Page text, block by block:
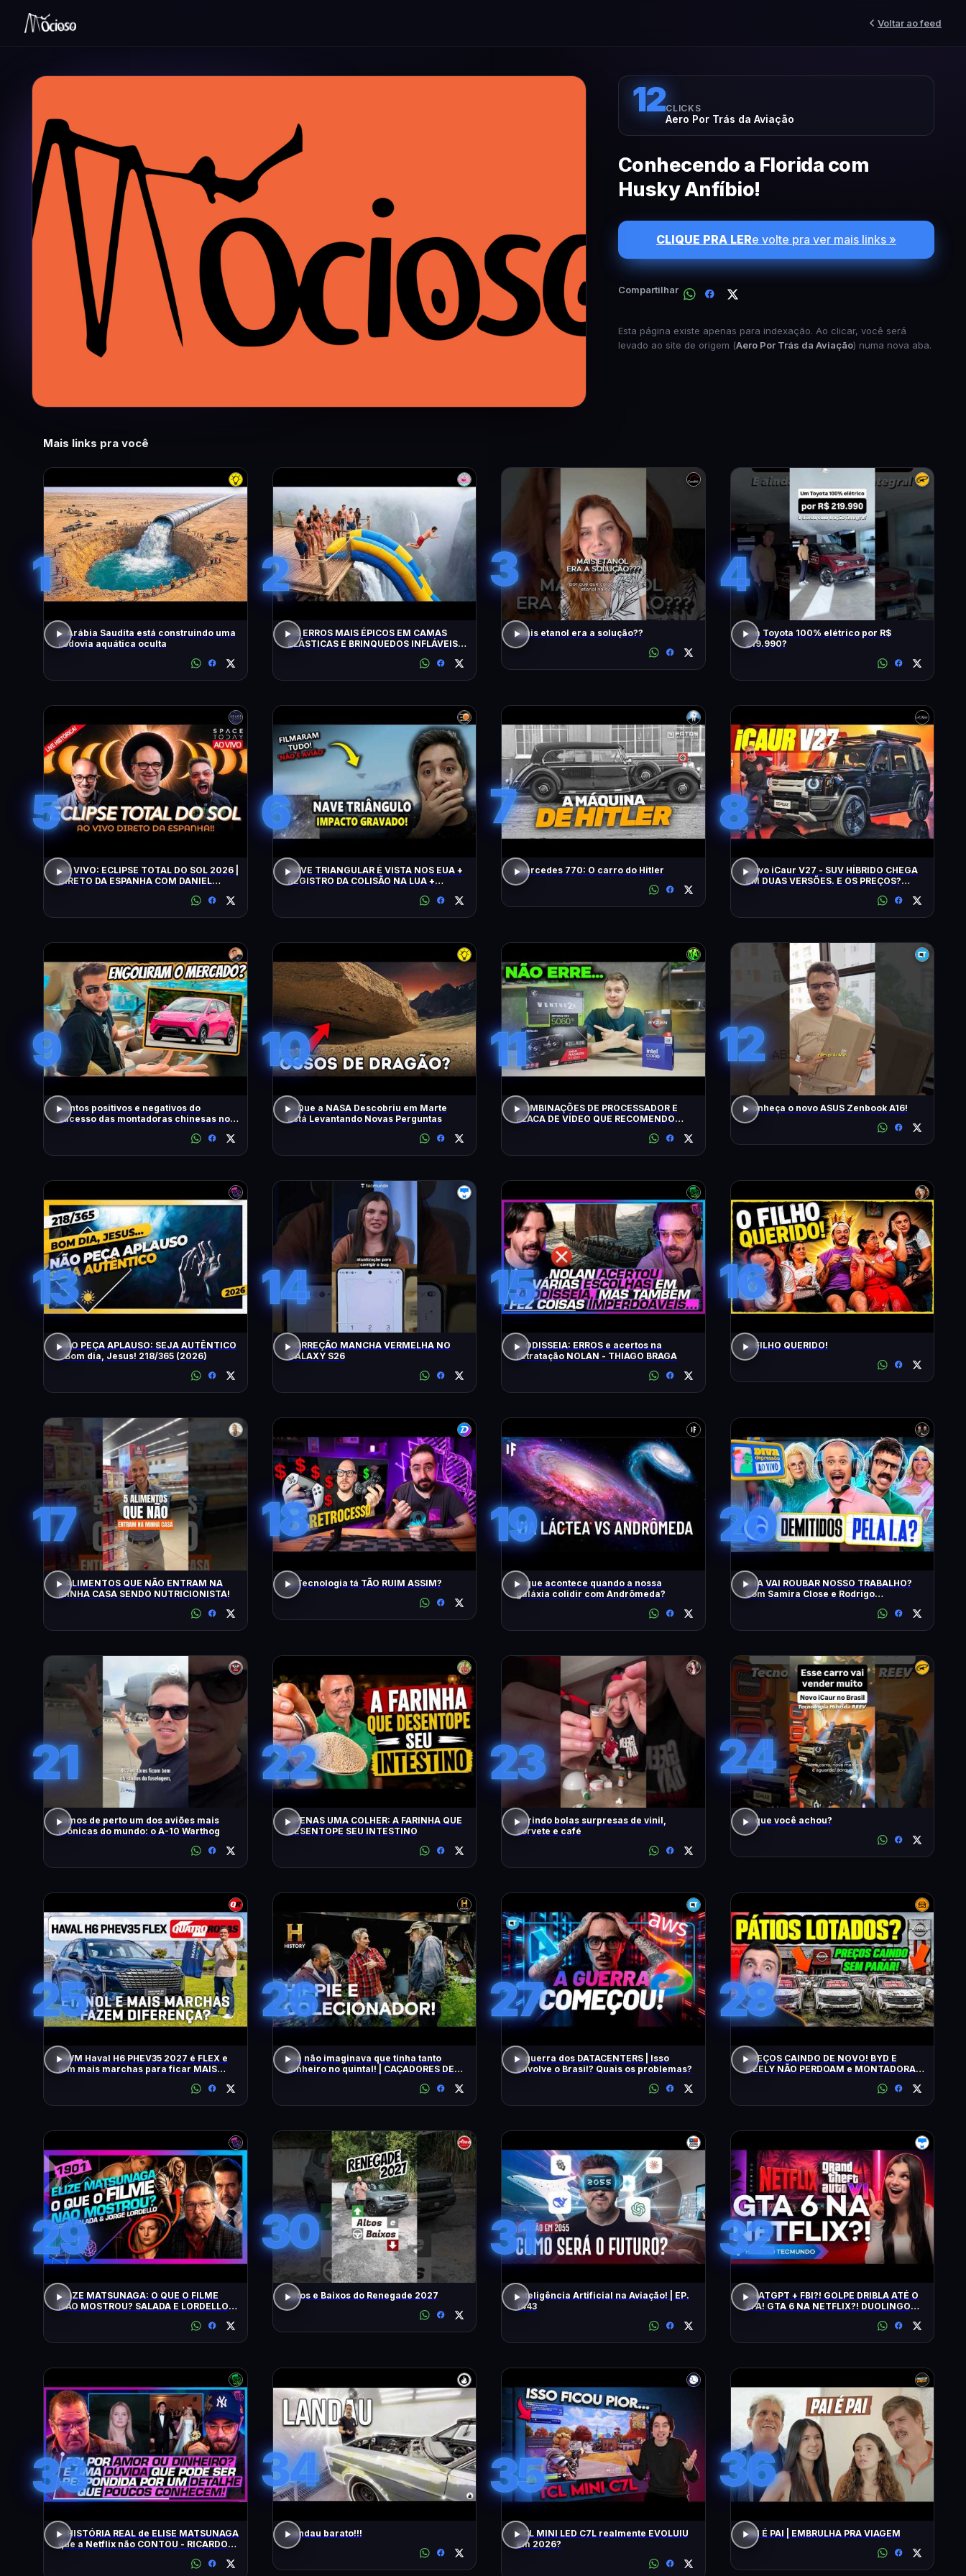
Voltar ao feed
12CLICKS
Aero Por Trás da Aviação
Conhecendo a Florida com
Husky Anfíbio!
CLIQUE PRA LERe volte pra ver mais links »
Compartilhar
Esta página existe apenas para indexação. Ao clicar, você será
levado ao site de origem (Aero Por Trás da Aviação) numa nova aba.
Mais links pra você
1
A Arábia Saudita está construindo uma
rodovia aquática oculta
2
OS ERROS MAIS ÉPICOS EM CAMAS
ELÁSTICAS E BRINQUEDOS INFLÁVEIS
3
Mais etanol era a solução??
4
Um Toyota 100% elétrico por R$
219.990?
5
AO VIVO: ECLIPSE TOTAL DO SOL 2026 |
DIRETO DA ESPANHA COM DANIEL
6
NAVE TRIANGULAR É VISTA NOS EUA +
REGISTRO DA COLISÃO NA LUA +
7
Mercedes 770: O carro do Hitler
8
Novo iCaur V27 - SUV HÍBRIDO CHEGA
EM DUAS VERSÕES. E OS PREÇOS?
9
Pontos positivos e negativos do
sucesso das montadoras chinesas no
10
O Que a NASA Descobriu em Marte
Está Levantando Novas Perguntas
11
COMBINAÇÕES DE PROCESSADOR E
PLACA DE VÍDEO QUE RECOMENDO
12
Conheça o novo ASUS Zenbook A16!
13
NÃO PEÇA APLAUSO: SEJA AUTÊNTICO
- Bom dia, Jesus! 218/365 (2026)
14
CORREÇÃO MANCHA VERMELHA NO
GALAXY S26
15
A ODISSEIA: ERROS e acertos na
retratação NOLAN - THIAGO BRAGA
16
O FILHO QUERIDO!
17
5 ALIMENTOS QUE NÃO ENTRAM NA
MINHA CASA SENDO NUTRICIONISTA!
18
A Tecnologia tá TÃO RUIM ASSIM?
19
O que acontece quando a nossa
galáxia colidir com Andrômeda?
20
A IA VAI ROUBAR NOSSO TRABALHO?
com Samira Close e Rodrigo
21
Vimos de perto um dos aviões mais
icônicas do mundo: o A-10 Warthog
22
APENAS UMA COLHER: A FARINHA QUE
DESENTOPE SEU INTESTINO
23
abrindo bolas surpresas de vinil,
sorvete e café
24
O que você achou?
25
GWM Haval H6 PHEV35 2027 é FLEX e
tem mais marchas para ficar MAIS
26
Ele não imaginava que tinha tanto
dinheiro no quintal! | CAÇADORES DE
27
A guerra dos DATACENTERS | Isso
envolve o Brasil? Quais os problemas?
28
PREÇOS CAINDO DE NOVO! BYD E
GEELY NÃO PERDOAM e MONTADORAS
29
ELIZE MATSUNAGA: O QUE O FILME
NÃO MOSTROU? SALADA E LORDELLO -
30
Altos e Baixos do Renegade 2027
31
Inteligência Artificial na Aviação! | EP.
1443
32
CHATGPT + FBI?! GOLPE DRIBLA ATÉ O
2FA! GTA 6 NA NETFLIX?! DUOLINGO
33
A HISTÓRIA REAL de ELISE MATSUNAGA
que a Netflix não CONTOU - RICARDO
34
Landau barato!!!
35
TCL MINI LED C7L realmente EVOLUIU
em 2026?
36
PAI É PAI | EMBRULHA PRA VIAGEM